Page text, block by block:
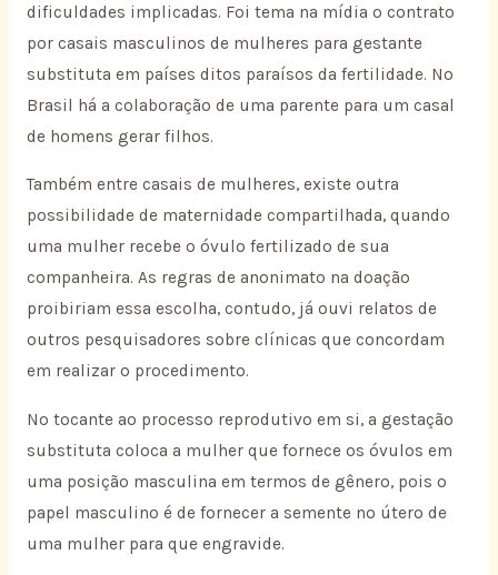
dificuldades implicadas. Foi tema na mídia o contrato
por casais masculinos de mulheres para gestante
substituta em países ditos paraísos da fertilidade. No
Brasil há a colaboração de uma parente para um casal
de homens gerar filhos.
Também entre casais de mulheres, existe outra
possibilidade de maternidade compartilhada, quando
uma mulher recebe o óvulo fertilizado de sua
companheira. As regras de anonimato na doação
proibiriam essa escolha, contudo, já ouvi relatos de
outros pesquisadores sobre clínicas que concordam
em realizar o procedimento.
No tocante ao processo reprodutivo em si, a gestação
substituta coloca a mulher que fornece os óvulos em
uma posição masculina em termos de gênero, pois o
papel masculino é de fornecer a semente no útero de
uma mulher para que engravide.